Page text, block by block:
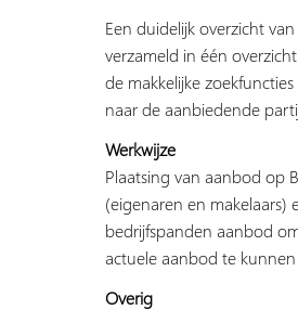
Een duidelijk overzicht
verzameld in één
de makkelijke
naar de aanbiedende
Werkwijze
Plaatsing van aanbod op
(eigenaren en
bedrijfspanden aanbod
actuele aanbod te kunnen
Overig